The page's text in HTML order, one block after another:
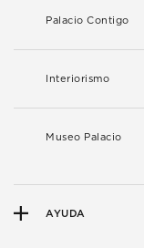
Palacio Contigo
Interiorismo
Museo Palacio
AYUDA